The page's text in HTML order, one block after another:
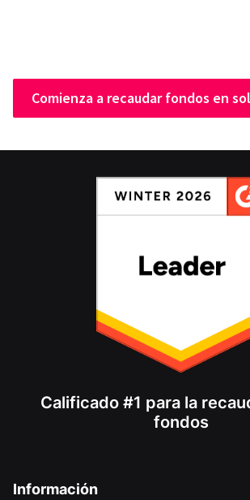
Comienza a recaudar fondos en
Calificado #1 para la
fondos
Información